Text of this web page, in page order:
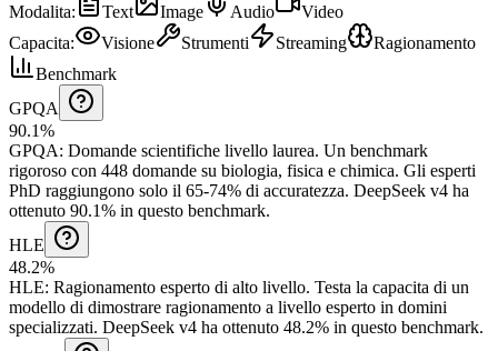
Modalita: Text Image Audio
Video
Capacita: Visione Strumenti Streaming
Ragionamento
Benchmark
GPQA
90.1%
GPQA: Domande scientifiche livello laurea. Un benchmark
rigoroso con 448 domande su biologia, fisica e chimica. Gli esperti
PhD raggiungono solo il 65-74% di accuratezza. DeepSeek v4 ha
ottenuto 90.1% in questo benchmark.
HLE
48.2%
HLE: Ragionamento esperto di alto livello. Testa la capacita di un
modello di dimostrare ragionamento a livello esperto in domini
specializzati. DeepSeek v4 ha ottenuto 48.2% in questo benchmark.